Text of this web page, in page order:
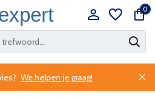
0
We helpen je graag!